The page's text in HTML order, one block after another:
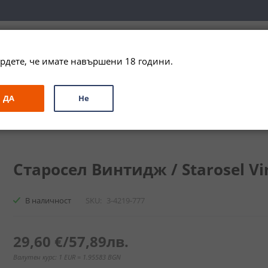
ЗА ПОДАРЪК ПРОМО СПЕЦИАЛНИ ПРЕДЛОЖЕНИЯ
Старосел Винтидж / Starosel
В наличност SKU 3-4219-777
29,60 €/57,89лв.
Валутен курс: 1 EUR = 1.95583 BGN
че имате навършени 18 години.
ДА Не